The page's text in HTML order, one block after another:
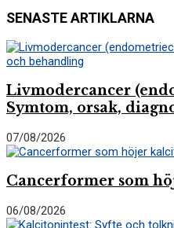
SENASTE ARTIKLARNA
Livmodercancer
Symtom, orsak,
07/08/2026
Cancerformer som
06/08/2026